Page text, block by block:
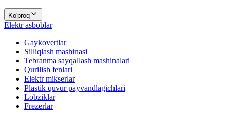
Ko'proq
Elektr asboblar
Gaykovertlar
Silliqlash mashinasi
Tebranma sayqallash mashinalari
Qurilish fenlari
Elektr mikserlar
Plastik quvur payvandlagichlari
Lobziklar
Frezerlar